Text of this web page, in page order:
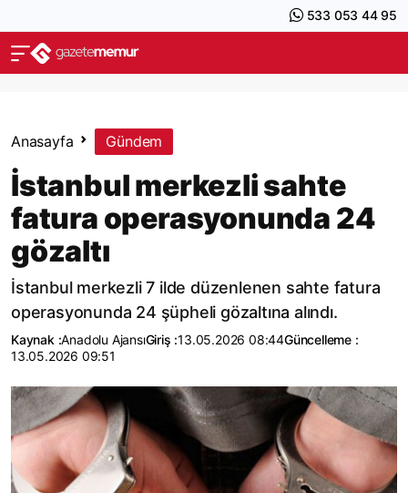
533 053 44 95
Anasayfa Gündem
İstanbul merkezli sahte
fatura operasyonunda 24
gözaltı
İstanbul merkezli 7 ilde düzenlenen sahte fatura
operasyonunda 24 şüpheli gözaltına alındı.
Kaynak :Anadolu AjansıGiriş :13.05.2026 08:44Güncelleme :
13.05.2026 09:51